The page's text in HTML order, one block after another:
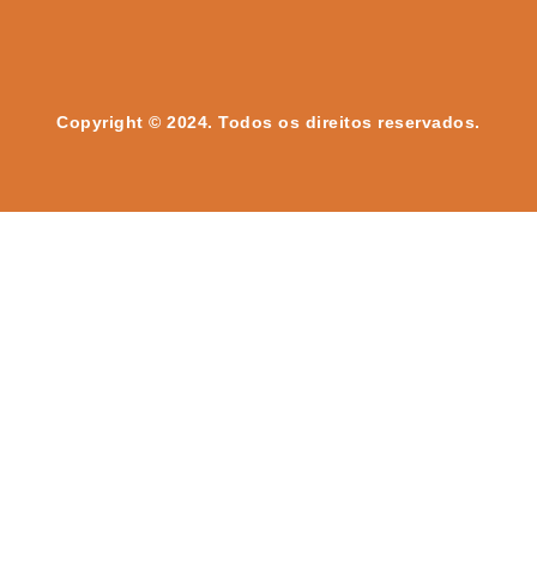
Copyright © 2024. Todos os direitos reservados.